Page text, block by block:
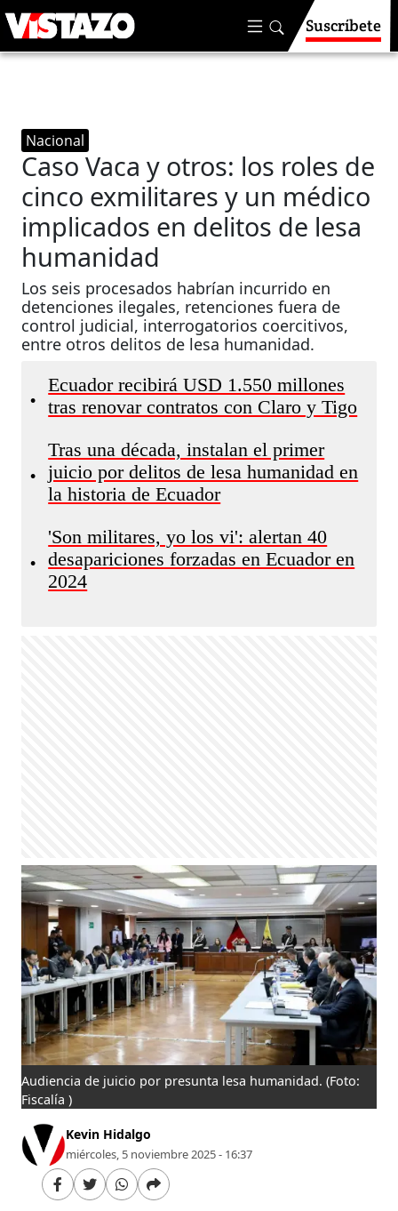
Suscríbete
Nacional
Caso Vaca y otros: los roles de
cinco exmilitares y un médico
implicados en delitos de lesa
humanidad
Los seis procesados habrían incurrido en
detenciones ilegales, retenciones fuera de
control judicial, interrogatorios coercitivos,
entre otros delitos de lesa humanidad.
•
Ecuador recibirá USD 1.550 millones
tras renovar contratos con Claro y Tigo
•
Tras una década, instalan el primer
juicio por delitos de lesa humanidad en
la historia de Ecuador
•
'Son militares, yo los vi': alertan 40
desapariciones forzadas en Ecuador en
2024
Audiencia de juicio por presunta lesa humanidad.(Foto:
Fiscalía )
Kevin Hidalgo
miércoles, 5 noviembre 2025 - 16:37